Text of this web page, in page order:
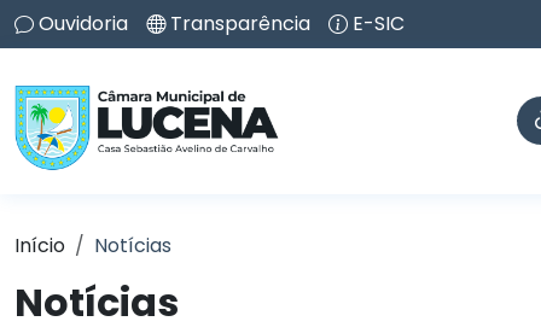
Ouvidoria Transparência E-SIC
Início Notícias
Notícias